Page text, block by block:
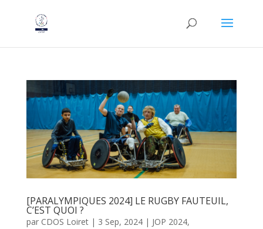
[PARALYMPIQUES 2024] LE RUGBY FAUTEUIL,
C’EST QUOI ?
par CDOS Loiret| 3 Sep, 2024| JOP 2024,